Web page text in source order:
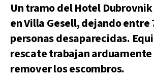
Un tramo del Hotel
en Villa Gesell, dejando entre
personas desaparecidas.
rescate trabajan arduamente
remover los escombros.